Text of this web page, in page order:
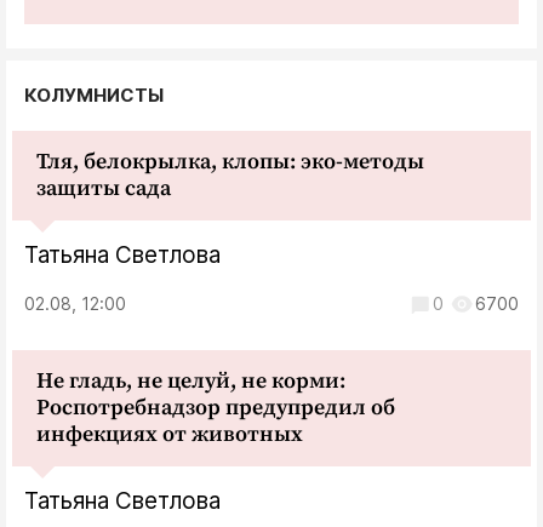
КОЛУМНИСТЫ
Тля, белокрылка, клопы: эко-методы
защиты сада
Татьяна Светлова
02.08, 12:00 0 6700
Не гладь, не целуй, не корми:
Роспотребнадзор предупредил об
инфекциях от животных
Татьяна Светлова